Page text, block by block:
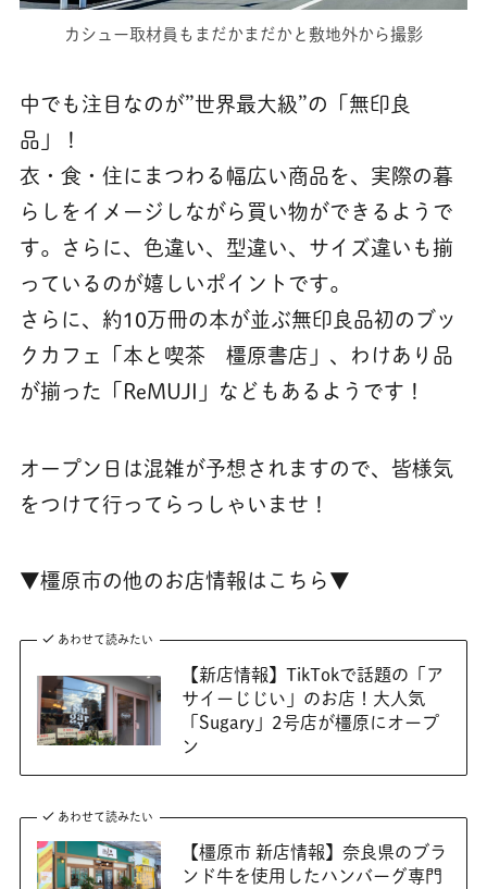
カシュー取材員もまだかまだかと敷地外から撮影
中でも注目なのが”世界最大級”の「無印良
品」！
衣・食・住にまつわる幅広い商品を、実際の暮
らしをイメージしながら買い物ができるようで
す。さらに、色違い、型違い、サイズ違いも揃
っているのが嬉しいポイントです。
さらに、約10万冊の本が並ぶ無印良品初のブッ
クカフェ「本と喫茶 橿原書店」、わけあり品
が揃った「ReMUJI」などもあるようです！
オープン日は混雑が予想されますので、皆様気
をつけて行ってらっしゃいませ！
▼橿原市の他のお店情報はこちら▼
あわせて読みたい
【新店情報】TikTokで話題の「ア
サイーじじい」のお店！大人気
「Sugary」2号店が橿原にオープ
ン
あわせて読みたい
【橿原市 新店情報】奈良県のブラ
ンド牛を使用したハンバーグ専門